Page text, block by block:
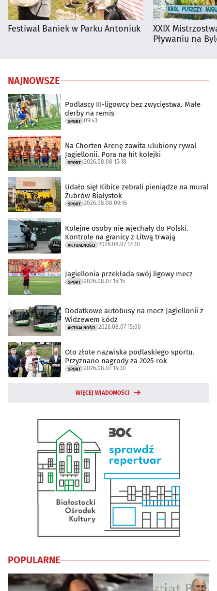
Festiwal Baniek w Parku Antoniuk
XXIX
Pływaniu na
NAJNOWSZE
Podlascy III-ligowcy bez zwycięstwa. Małe
derby na remis
SPORT 09:43
Na Chorten Arenę zawita ulubiony rywal
Jagiellonii. Pora na hit kolejki
SPORT 2026.08.08 15:18
Udało się! Kibice zebrali pieniądze na mural
Żubrów Białystok
SPORT 2026.08.08 09:16
Kolejne osoby nie wjechały do Polski.
Kontrole na granicy z Litwą trwają
AKTUALNOŚCI 2026.08.07 17:30
Jagiellonia przekłada swój ligowy mecz
SPORT 2026.08.07 15:15
Dodatkowe autobusy na mecz Jagiellonii z
Widzewem Łódź
AKTUALNOŚCI 2026.08.07 15:00
Oto złote nazwiska podlaskiego sportu.
Przyznano nagrody za 2025 rok
SPORT 2026.08.07 14:30
WIĘCEJ WIADOMOŚCI
POPULARNE